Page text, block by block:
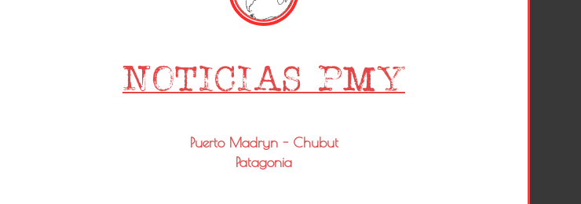
Puerto Madryn - Chubut
Patagonia